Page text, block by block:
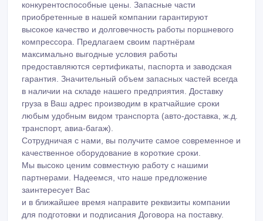
следующих моделей тепловозов : ТЭМ2, ТЭМ15,
ТЭМ18, ТГМ4, ТГМ6, ТГМ7, ТЭП60.ТЭП-70, ВЛ10,
ВЛ80, ВЛ11.
У нас можно найти всё, что нужно для быстрого и
недорогого ремонта ваших компрессорных станций.
Вся поставляемая нами продукция имеет
гарантированно высокое качество и
конкурентоспособные цены. Запасные части
приобретенные в нашей компании гарантируют
высокое качество и долговечность работы поршневого
компрессора. Предлагаем своим партнёрам
максимально выгодные условия работы
предоставляются сертификаты, паспорта и заводская
гарантия. Значительный объем запасных частей всегда
в наличии на складе нашего предприятия. Доставку
груза в Ваш адрес производим в кратчайшие сроки
любым удобным видом транспорта (авто-доставка, ж.д.
транспорт, авиа-багаж).